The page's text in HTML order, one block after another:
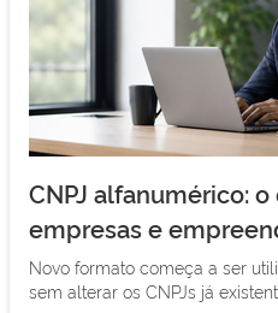
CNPJ alfanumérico:
empresas e
Novo formato começa a ser
sem alterar os CNPJs já